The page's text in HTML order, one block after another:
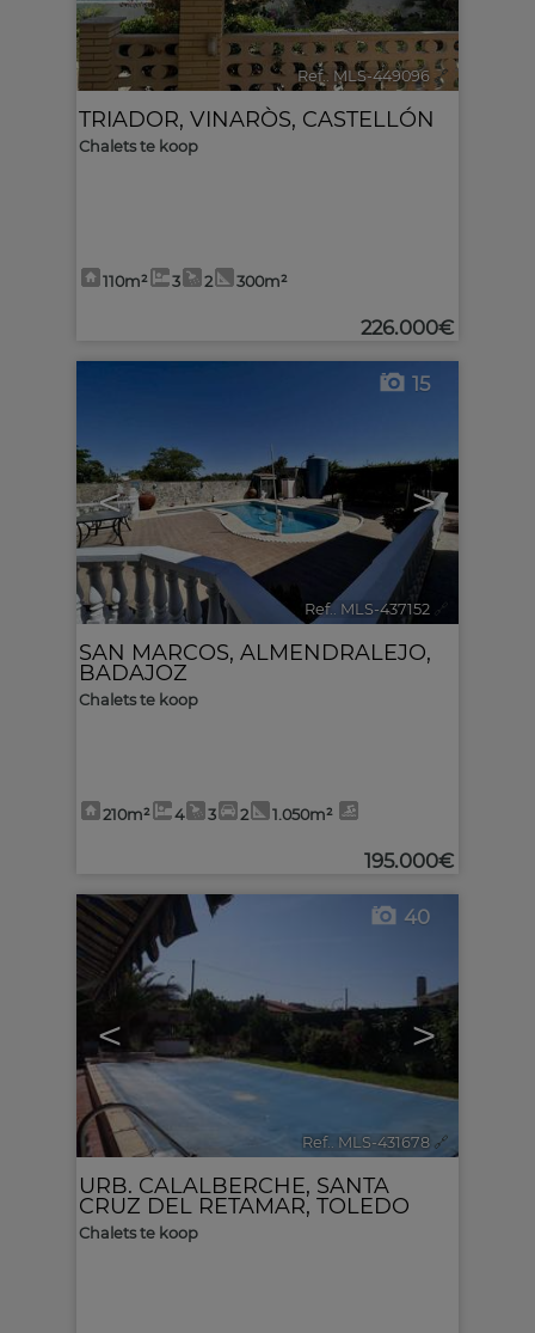
Ref.. MLS-449096 🔗
TRIADOR, VINARÒS, CASTELLÓN
Chalets te koop
110m² 3 2 300m²
226.000€
< >
15
Ref.. MLS-437152 🔗
SAN MARCOS, ALMENDRALEJO,
BADAJOZ
Chalets te koop
210m² 4 3 2 1.050m²
195.000€
< >
40
Ref.. MLS-431678 🔗
URB. CALALBERCHE, SANTA
CRUZ DEL RETAMAR, TOLEDO
Chalets te koop